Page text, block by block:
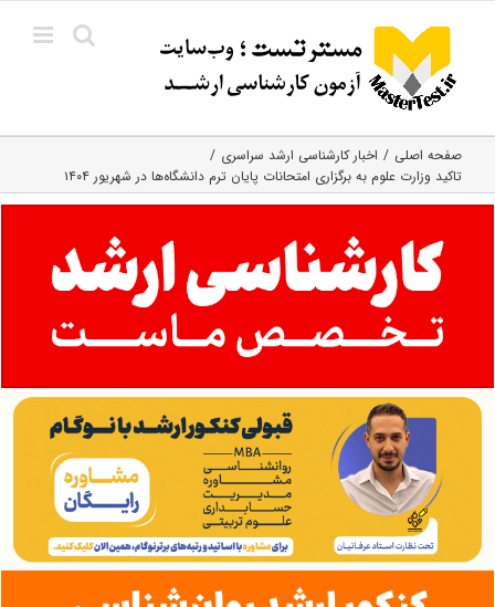
content
صفحه اصلی
اخبار کارشناسی ارشد سراسری
تاکید وزارت علوم به برگزاری امتحانات پایان ترم دانشگاه‌ها در شهریور ۱۴۰۴